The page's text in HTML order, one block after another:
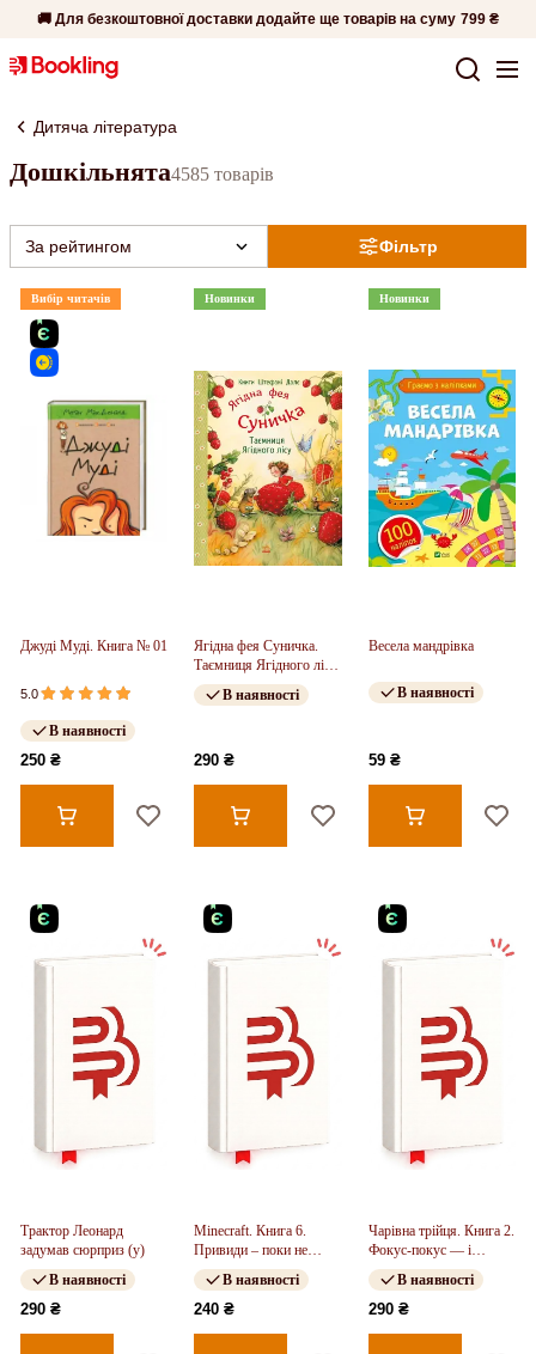
🚚 Для безкоштовної доставки додайте ще товарів на суму 799 ₴
Дитяча література
Дошкільнята4585 товарів
Фільтр
За рейтингом
Вибір читачів
Джуді Муді. Книга № 01
5.0
В наявності
250 ₴
Новинки
Ягідна фея Суничка.
Таємниця Ягідного лісу
(у)
В наявності
290 ₴
Новинки
Весела мандрівка
В наявності
59 ₴
Трактор Леонард
задумав сюрприз (у)
В наявності
290 ₴
Minecraft. Книга 6.
Привиди – поки не
засвистить свиня!
В наявності
240 ₴
Чарівна трійця. Книга 2.
Фокус-покус — і
жодної сварки! (у)
В наявності
290 ₴